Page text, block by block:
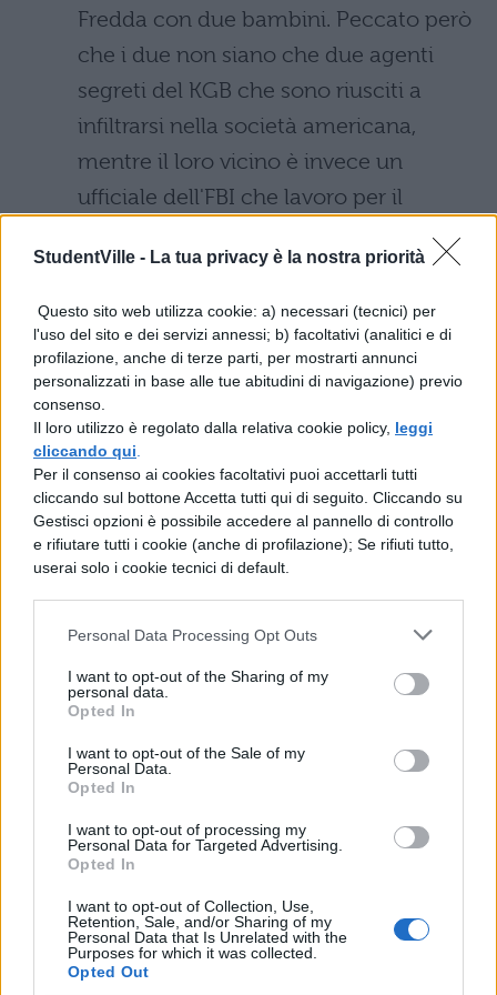
StudentVille - La tua privacy è la nostra priorità
Questo sito web utilizza cookie: a) necessari (tecnici) per
l'uso del sito e dei servizi annessi; b) facoltativi (analitici e di
profilazione, anche di terze parti, per mostrarti annunci
personalizzati in base alle tue abitudini di navigazione) previo
consenso.
Il loro utilizzo è regolato dalla relativa cookie policy, leggi
cliccando qui
Per il consenso ai cookies facoltativi puoi accettarli tutti
cliccando sul bottone Accetta tutti qui di seguito. Cliccando su
Gestisci opzioni è possibile accedere al pannello di controllo
e rifiutare tutti i cookie (anche di profilazione); Se rifiuti tutto,
userai solo i cookie tecnici di default.
Personal Data Processing Opt Outs
I want to opt-out of the Sharing of my
personal data.
Opted In
I want to opt-out of the Sale of my
Personal Data.
Opted In
I want to opt-out of processing my
Personal Data for Targeted Advertising.
Opted In
I want to opt-out of Collection, Use,
Retention, Sale, and/or Sharing of my
Personal Data that Is Unrelated with the
Purposes for which it was collected.
Opted Out
Fredda con due bambini. Peccato però
che i due non siano che due agenti
segreti del KGB che sono riusciti a
infiltrarsi nella società americana,
mentre il loro vicino è invece un
ufficiale dell'FBI che lavoro per il
corso):siete molto più interessati
all'aspetto informatico del
cyberattivismo dell'hacker Elliot? Allora
sarete di sicuro interessati a questa
serie che racconta le vicende di un
gruppo di programmatori ai tempi
della rivoluzione del personal
computer negli anni '80 e poi durante
lo scoppio della bolla del web durante i
primi anni '90.
The Player (NBC, 2015):
se invece vi
contro il resto del mondo allora questa
curiosità. Alex Kane è un esperto di
sicurezza che viene scelto da una
società segreta di milionari per
partecipare a un gioco che va avanti
da tempo: dovrà infatti sventare da